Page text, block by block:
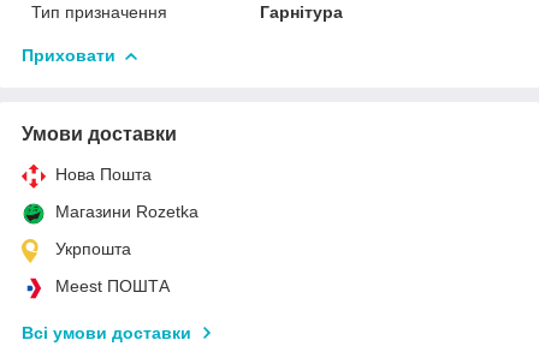
Тип призначення Гарнітура
Приховати
Умови доставки
Нова Пошта
Магазини Rozetka
Укрпошта
Meest ПОШТА
Всі умови доставки